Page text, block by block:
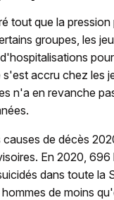
tout que la
groupes, les
s'est accru chez les
n'a en revanche
causes de décès
En 2020,
dans toute la
de moins